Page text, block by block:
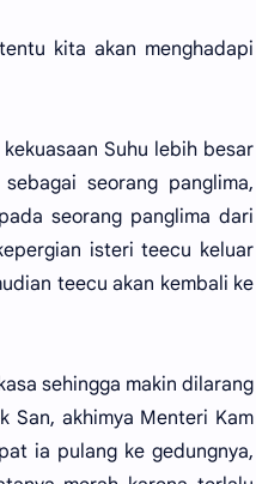
kita akan menghadapi
Suhu lebih besar
seorang panglima,
seorang panglima dari
isteri teecu keluar
teecu akan kembali ke
sehingga makin dilarang
San, akhimya Menteri Kam
ia pulang ke gedungnya,